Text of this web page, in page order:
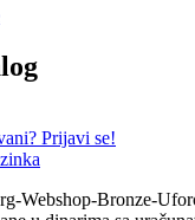
Prijavi se!